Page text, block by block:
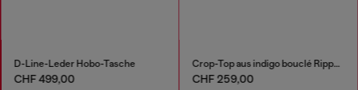
D-Line-Leder Hobo-Tasche
CHF 499,00
Crop-Top aus indigo bouclé Rippstrick
CHF 259,00